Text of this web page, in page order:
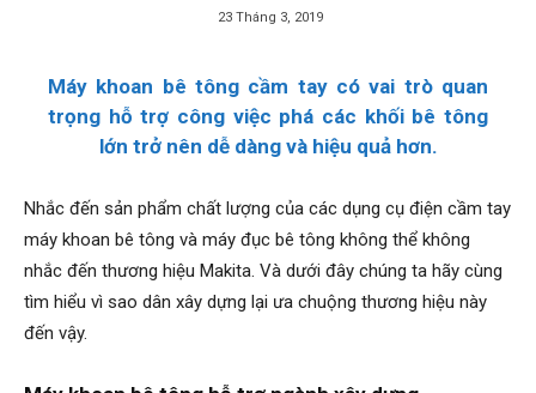
23 Tháng 3, 2019
Máy khoan bê tông cầm taycó vai trò quan
trọng hỗ trợ công việc phá các khối bê tông
lớn trở nên dễ dàng và hiệu quả hơn.
Nhắc đến sản phẩm chất lượng của các dụng cụ điện cầm tay
máy khoan bê tông và máy đục bê tông không thể không
nhắc đến thương hiệu Makita. Và dưới đây chúng ta hãy cùng
tìm hiểu vì sao dân xây dựng lại ưa chuộng thương hiệu này
đến vậy.